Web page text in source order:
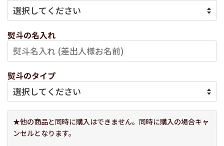
熨斗の名入れ
熨斗のタイプ
★他の商品と同時に購入はできません。同時に購入の場合キャ
ンセルとなります。